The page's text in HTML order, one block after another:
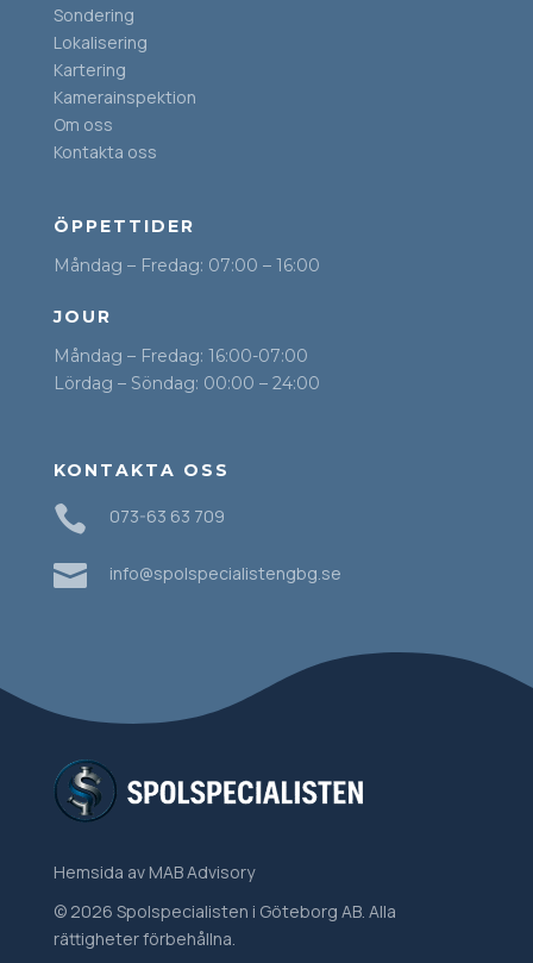
Sondering
Lokalisering
Kartering
Kamerainspektion
Om oss
Kontakta oss
ÖPPETTIDER
Måndag – Fredag: 07:00 – 16:00
JOUR
Måndag – Fredag: 16:00-07:00
Lördag – Söndag: 00:00 – 24:00
KONTAKTA OSS
 073-63 63 709
 info@spolspecialistengbg.se
Hemsida av MAB Advisory
© 2026 Spolspecialisten i Göteborg AB. Alla
rättigheter förbehållna.